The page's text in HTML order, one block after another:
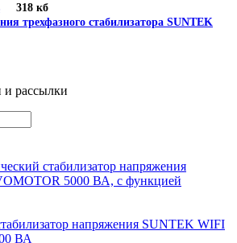
318 кб
трехфазного стабилизатора SUNTEK
и рассылки
стабилизатор напряжения
5000 ВА, с функцией
напряжения SUNTEK WIFI
ВА